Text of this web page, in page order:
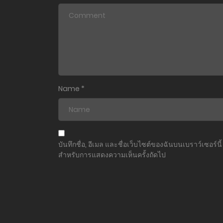
ตอนที่ 2.1
ตอนที่ 1
Name *
บันทึกชื่อ, อีเมล และชื่อเว็บไซต์ของฉันบนเบราว์เซอร์นี้
สำหรับการแสดงความเห็นครั้งถัดไป